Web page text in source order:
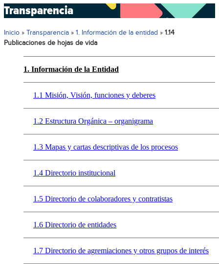
Transparencia
Inicio » Transparencia » 1. Información de la entidad » 1.14
Publicaciones de hojas de vida
1. Información de la Entidad
1.1 Misión, Visión, funciones y deberes
1.2 Estructura Orgánica – organigrama
1.3 Mapas y cartas descriptivas de los procesos
1.4 Directorio institucional
1.5 Directorio de colaboradores y contratistas
1.6 Directorio de entidades
1.7 Directorio de agremiaciones y otros grupos de interés